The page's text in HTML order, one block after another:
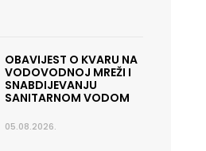
OBAVIJEST O KVARU NA
VODOVODNOJ MREŽI I
SNABDIJEVANJU
SANITARNOM VODOM
05.08.2026.